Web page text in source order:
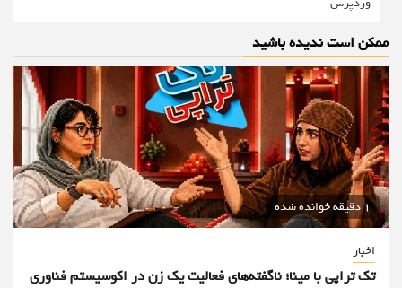
ممکن است ندیده باشید
1 دقیقه خوانده شده
اخبار
تک تراپی با مینا؛ ناگفته‌های فعالیت یک زن در اکوسیستم فناوری